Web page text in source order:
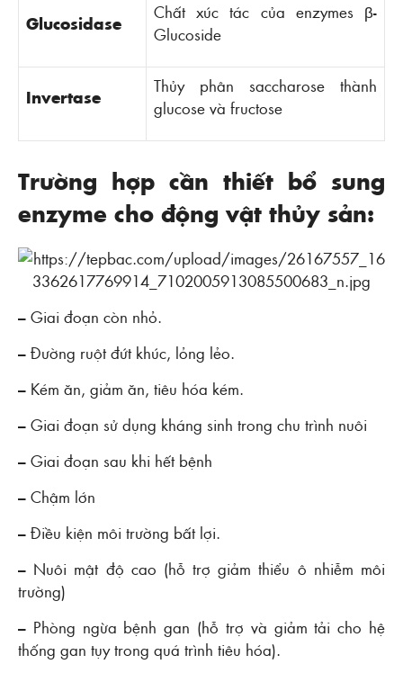
Glucosidase
Chất xúc tác của enzymes β-
Glucoside
Invertase
Thủy phân saccharose thành
glucose và fructose
Trường hợp cần thiết bổ sung
enzyme cho động vật thủy sản:
– Giai đoạn còn nhỏ.
– Đường ruột đứt khúc, lỏng lẻo.
– Kém ăn, giảm ăn, tiêu hóa kém.
– Giai đoạn sử dụng kháng sinh trong chu trình nuôi
– Giai đoạn sau khi hết bệnh
– Chậm lớn
– Điều kiện môi trường bất lợi.
– Nuôi mật độ cao (hỗ trợ giảm thiểu ô nhiễm môi
trường)
– Phòng ngừa bệnh gan (hỗ trợ và giảm tải cho hệ
thống gan tụy trong quá trình tiêu hóa).